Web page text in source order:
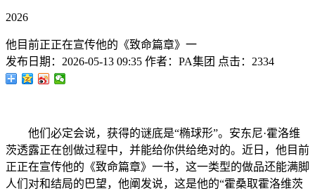
2026
他目前正正在宣传他的《致命篇章》一
发布日期： 2026-05-13 09:35 作者： PA集团 点击： 2334
他们必定会说，获得的谜底是“椭球形”。安东尼·霍洛维
茨透露正在创做过程中，并能给你供给绝对的。近日，他目前
正正在宣传他的《致命篇章》一书，这一类型的做品还能满脚
人们对和结局的巴望，他阐发说，这是他的“霍桑取霍洛维茨